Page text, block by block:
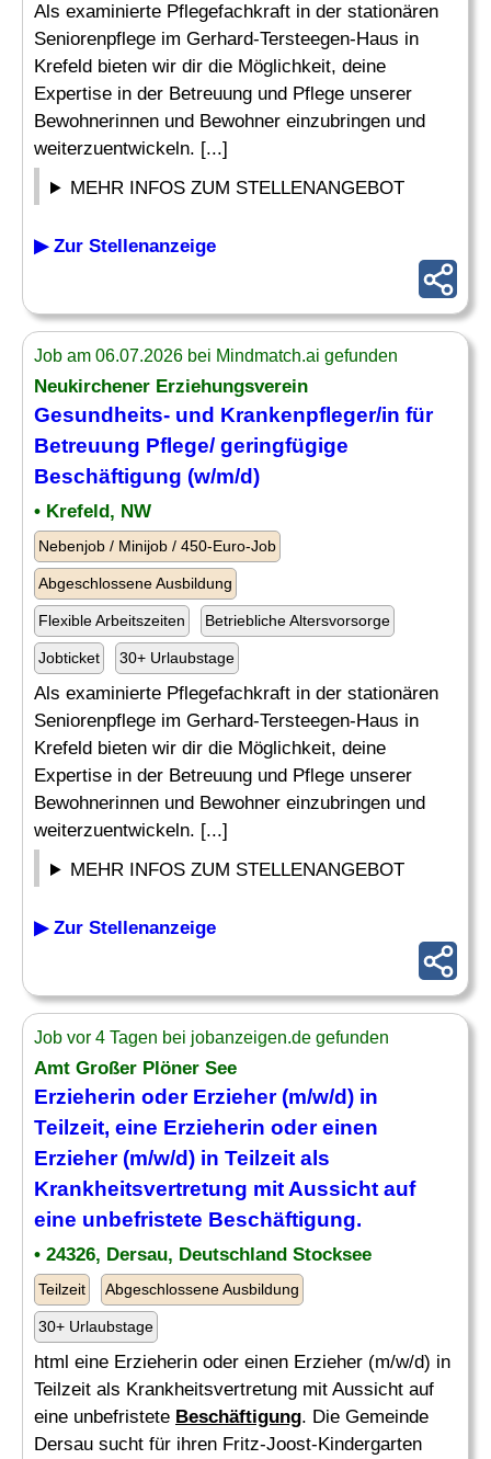
Als examinierte Pflegefachkraft in der stationären
Seniorenpflege im Gerhard-Tersteegen-Haus in
Krefeld bieten wir dir die Möglichkeit, deine
Expertise in der Betreuung und Pflege unserer
Bewohnerinnen und Bewohner einzubringen und
weiterzuentwickeln. [...]
MEHR INFOS ZUM STELLENANGEBOT
▶ Zur Stellenanzeige
Job am 06.07.2026 bei Mindmatch.ai gefunden
Neukirchener Erziehungsverein
Gesundheits- und Krankenpfleger/in für
Betreuung Pflege/ geringfügige
Beschäftigung (w/m/d)
• Krefeld, NW
Nebenjob / Minijob / 450-Euro-Job
Abgeschlossene Ausbildung
Flexible Arbeitszeiten Betriebliche Altersvorsorge
Jobticket 30+ Urlaubstage
Als examinierte Pflegefachkraft in der stationären
Seniorenpflege im Gerhard-Tersteegen-Haus in
Krefeld bieten wir dir die Möglichkeit, deine
Expertise in der Betreuung und Pflege unserer
Bewohnerinnen und Bewohner einzubringen und
weiterzuentwickeln. [...]
MEHR INFOS ZUM STELLENANGEBOT
▶ Zur Stellenanzeige
Job vor 4 Tagen bei jobanzeigen.de gefunden
Amt Großer Plöner See
Erzieherin oder Erzieher (m/w/d) in
Teilzeit, eine Erzieherin oder einen
Erzieher (m/w/d) in Teilzeit als
Krankheitsvertretung mit Aussicht auf
eine unbefristete Beschäftigung.
• 24326, Dersau, Deutschland Stocksee
Teilzeit Abgeschlossene Ausbildung
30+ Urlaubstage
html eine Erzieherin oder einen Erzieher (m/w/d) in
Teilzeit als Krankheitsvertretung mit Aussicht auf
eine unbefristete Beschäftigung. Die Gemeinde
Dersau sucht für ihren Fritz-Joost-Kindergarten